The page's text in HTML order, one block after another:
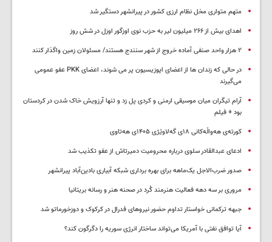
متهم متواری مخل نظام ارزی کشور در پیرانشهر دستگیر شد
اهدای بیش از ۲۶۶ میلیون لیر به حزب نوی اوزگور اوزل در شش روز
۲ هزار واحد صنفی آماده خروج از شهر سنندج هستند/ مسئولان زمین واگذار کنند
در حالی که زندان ها از اعضای اپوزیسیون پر می شوند، اعضای PKK عفو عمومی
می‌گیرند
آرام تیگران میان موسیقی ارمنی و کردی پل زد و تنها آرزویش خاک شدن در کردستان
بود + فیلم
کورتەی هەواڵەکانی ۱۸ی گەلاوێژی ۱۴۰۵ی هەتاوی
ادعای عبدالقادر سلوی درباره محرومیت دمیرتاش از عفو تکذیب شد
صدور ضرب‌الاجل یک‌ماهه برای بهره برداری شبکه آبیاری بادین‌آباد پیرانشهر
مروری بر سه دهه فعالیت هنرمند کُرد در صحنه هنر و رسانه بریتانیا
جبهه ترکمانی خواستار تداوم حضور نیروهای فدرال در کرکوک و دوزخورماتو شد
آیا توافق نفتی با آمریکا می‌تواند ساختار انرژی سوریه را دگرگون کند؟